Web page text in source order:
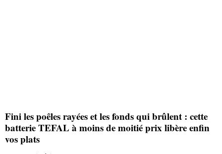
Fini les poêles rayées et les fonds qui brûlent : cette
batterie TEFAL à moins de moitié prix libère enfin
vos plats